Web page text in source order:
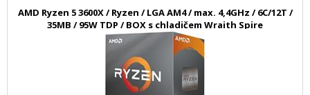
AMD Ryzen 5 3600X / Ryzen / LGA AM4 / max. 4,4GHz / 6C/12T /
35MB / 95W TDP / BOX s chladičem Wraith Spire